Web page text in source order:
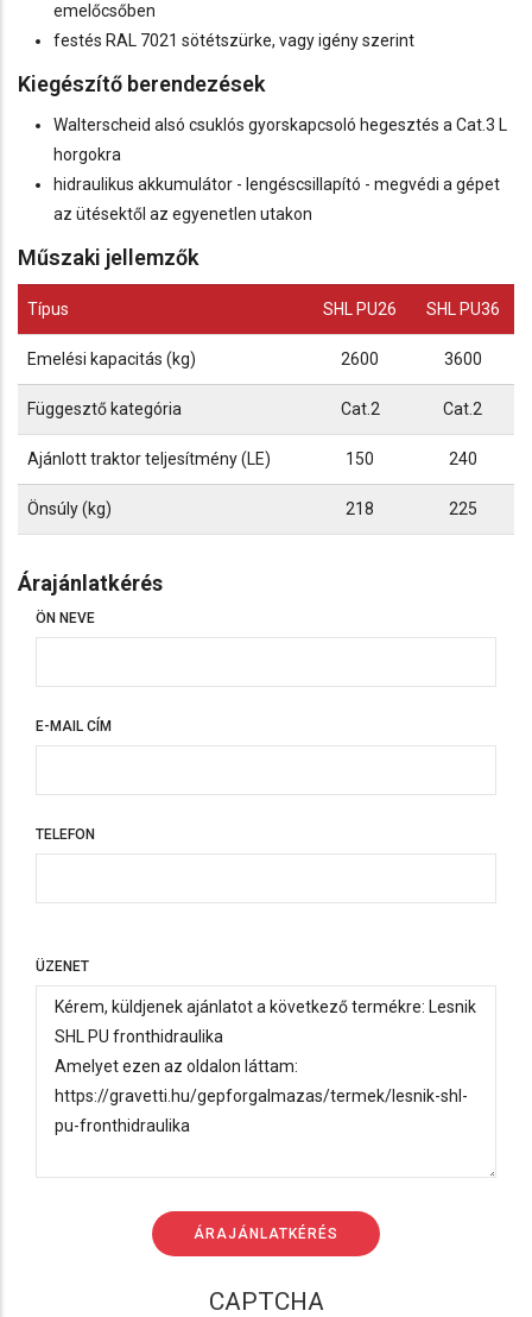
emelőcsőben
festés RAL 7021 sötétszürke, vagy igény szerint
Kiegészítő berendezések
Walterscheid alsó csuklós gyorskapcsoló hegesztés a Cat.3 L
horgokra
hidraulikus akkumulátor - lengéscsillapító - megvédi a gépet
az ütésektől az egyenetlen utakon
Műszaki jellemzők
Típus SHL PU26 SHL PU36
Emelési kapacitás (kg) 2600 3600
Függesztő kategória Cat.2 Cat.2
Ajánlott traktor teljesítmény (LE) 150 240
Önsúly (kg) 218 225
Árajánlatkérés
ÖN NEVE
E-MAIL CÍM
TELEFON
ÜZENET
CAPTCHA